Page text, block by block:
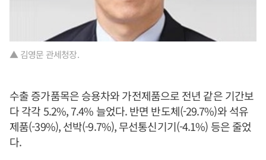
▲ 김영문 관세청장.
수출 증가품목은 승용차와 가전제품으로 전년 같은 기간보
다 각각 5.2%, 7.4% 늘었다. 반면 반도체(-29.7%)와 석유
제품(-39%), 선박(-9.7%), 무선통신기기(-4.1%) 등은 줄었
다.